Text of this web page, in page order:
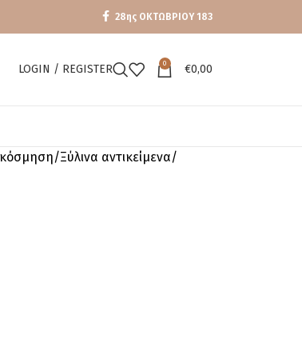
28ης ΟΚΤΩΒΡΙΟΥ 183
LOGIN / REGISTER 0 €0,00
Ξύλινα αντικείμενα